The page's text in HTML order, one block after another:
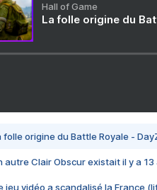
Hall of Game
La folle origine du
folle origine du Battle Royale -
autre Clair Obscur existait il y a
jeu vidéo a scandalisé la France